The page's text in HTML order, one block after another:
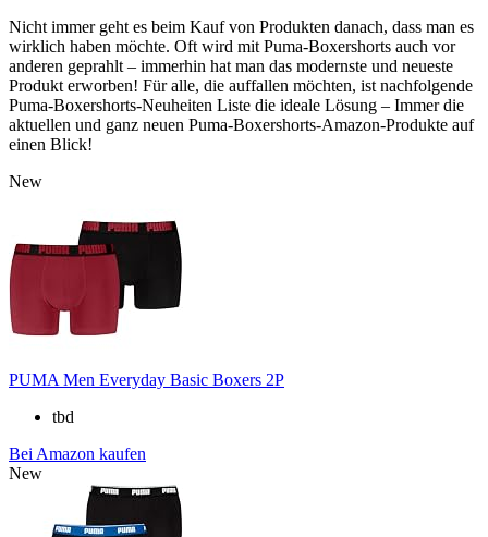
Nicht immer geht es beim Kauf von Produkten danach, dass man es
wirklich haben möchte. Oft wird mit Puma-Boxershorts auch vor
anderen geprahlt – immerhin hat man das modernste und neueste
Produkt erworben! Für alle, die auffallen möchten, ist nachfolgende
Puma-Boxershorts-Neuheiten Liste die ideale Lösung – Immer die
aktuellen und ganz neuen Puma-Boxershorts-Amazon-Produkte auf
einen Blick!
New
PUMA Men Everyday Basic Boxers 2P
tbd
Bei Amazon kaufen
New